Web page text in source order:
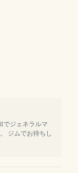
でジェネラルマ
ジムでお待ちし